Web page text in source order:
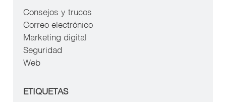
Consejos y trucos
Correo electrónico
Marketing digital
Seguridad
Web
ETIQUETAS